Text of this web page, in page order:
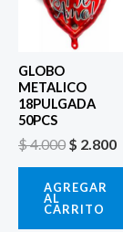
GLOBO
METALICO
18PULGADA
50PCS
$4.000
era:
$ 4.000.
$ 2.800
AGREGAR
AL
CARRITO